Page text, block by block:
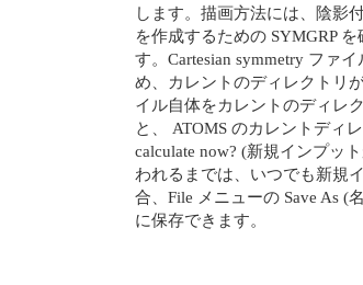
します。描画方法には、陰影
を作成するための SYMGRP
す。Cartesian symmetry ファ
め、カレントのディレクトリ
イル自体をカレントのディレ
と、 ATOMS のカレントディ
calculate now? (新規インプッ
われるまでは、いつでも新規
合、File メニューの Save As (
に保存できます。